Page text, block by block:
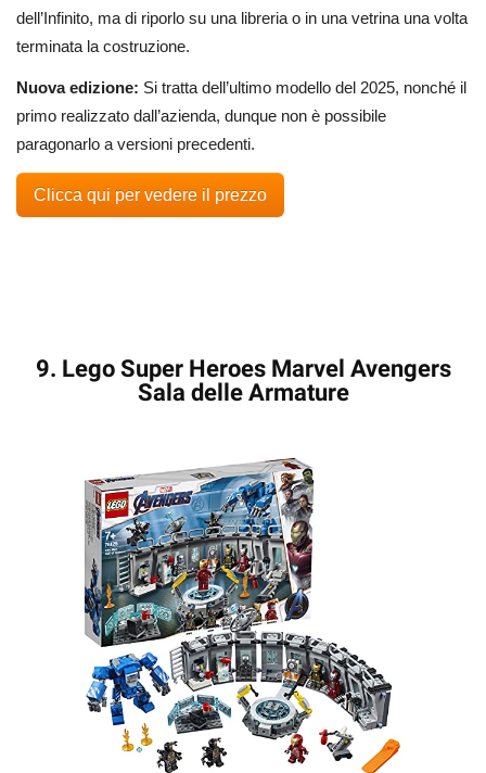
dell’Infinito, ma di riporlo su una libreria o in una vetrina una volta
terminata la costruzione.
Nuova edizione: Si tratta dell’ultimo modello del 2025, nonché il
primo realizzato dall’azienda, dunque non è possibile
paragonarlo a versioni precedenti.
Clicca qui per vedere il prezzo
9. Lego Super Heroes Marvel Avengers
Sala delle Armature